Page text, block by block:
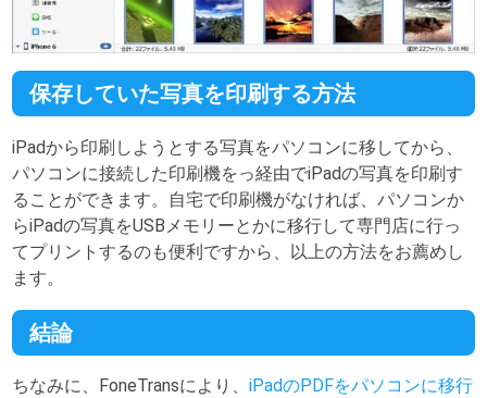
保存していた写真を印刷する方法
iPadから印刷しようとする写真をパソコンに移してから、
パソコンに接続した印刷機をっ経由でiPadの写真を印刷す
ることができます。自宅で印刷機がなければ、パソコンか
らiPadの写真をUSBメモリーとかに移行して専門店に行っ
てプリントするのも便利ですから、以上の方法をお薦めし
ます。
結論
ちなみに、FoneTransにより、iPadのPDFをパソコンに移行